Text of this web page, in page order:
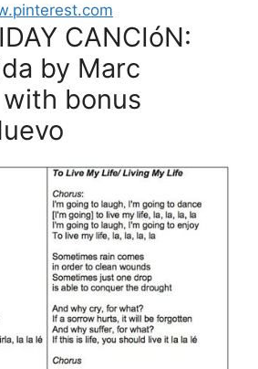
CANCIóN:
by Marc
bonus